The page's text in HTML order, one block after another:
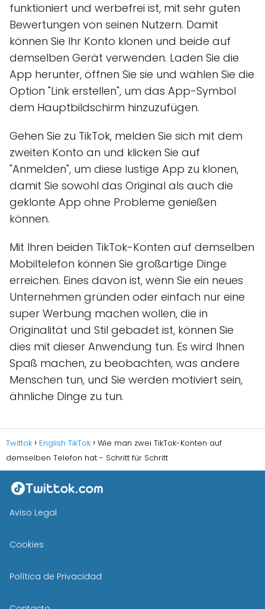
funktioniert und werbefrei ist, mit sehr guten
Bewertungen von seinen Nutzern. Damit
können Sie Ihr Konto klonen und beide auf
demselben Gerät verwenden. Laden Sie die
App herunter, öffnen Sie sie und wählen Sie die
Option "Link erstellen", um das App-Symbol
dem Hauptbildschirm hinzuzufügen.
Gehen Sie zu TikTok, melden Sie sich mit dem
zweiten Konto an und klicken Sie auf
"Anmelden", um diese lustige App zu klonen,
damit Sie sowohl das Original als auch die
geklonte App ohne Probleme genießen
können.
Mit Ihren beiden TikTok-Konten auf demselben
Mobiltelefon können Sie großartige Dinge
erreichen. Eines davon ist, wenn Sie ein neues
Unternehmen gründen oder einfach nur eine
super Werbung machen wollen, die in
Originalität und Stil gebadet ist, können Sie
dies mit dieser Anwendung tun. Es wird Ihnen
Spaß machen, zu beobachten, was andere
Menschen tun, und Sie werden motiviert sein,
ähnliche Dinge zu tun.
Twittok English TikTok
Wie man zwei TikTok-Konten auf
demselben Telefon hat - Schritt für Schritt
Aviso Legal
Cookies
Política de Privacidad